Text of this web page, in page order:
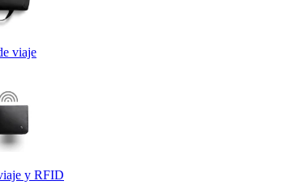
viaje
y RFID